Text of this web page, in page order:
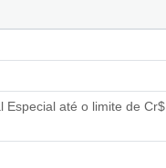
Especial até o limite de Cr$